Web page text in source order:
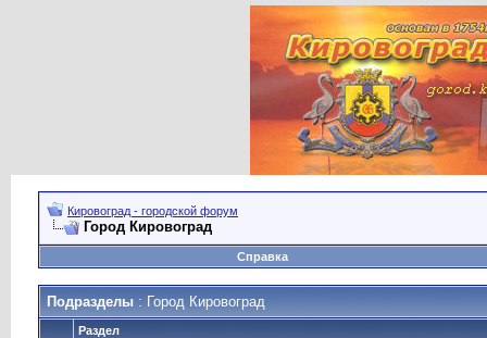
Кировоград - городской форум
Город Кировоград
Справка
Подразделы : Город Кировоград
Раздел